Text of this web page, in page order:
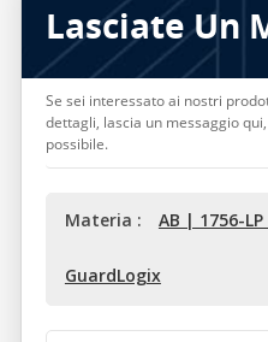
Lasciate Un
Se sei interessato ai nostri
dettagli, lascia un messaggio
possibile.
Materia : AB | 1756-
GuardLogix